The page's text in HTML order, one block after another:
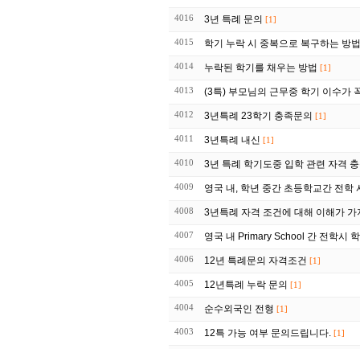
4016 3년 특례 문의 [1]
4015 학기 누락 시 중복으로 복구하는 방법
4014 누락된 학기를 채우는 방법 [1]
4013 (3특) 부모님의 근무중 학기 이수가
4012 3년특례 23학기 충족문의 [1]
4011 3년특례 내신 [1]
4010 3년 특례 학기도중 입학 관련 자격
4009 영국 내, 학년 중간 초등학교간 전학
4008 3년특례 자격 조건에 대해 이해가
4007 영국 내 Primary School 간 전학시
4006 12년 특례문의 자격조건 [1]
4005 12년특례 누락 문의 [1]
4004 순수외국인 전형 [1]
4003 12특 가능 여부 문의드립니다. [1]